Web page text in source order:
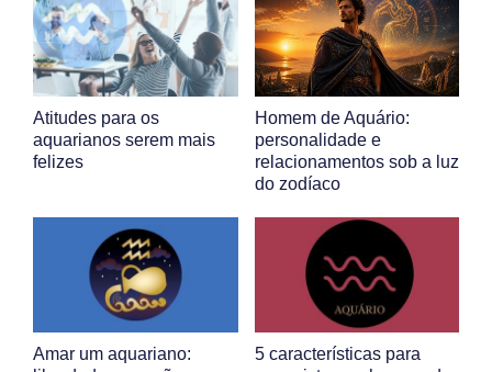
Atitudes para os
aquarianos serem mais
felizes
Homem de Aquário:
personalidade e
relacionamentos sob a luz
do zodíaco
Amar um aquariano:
5 características para